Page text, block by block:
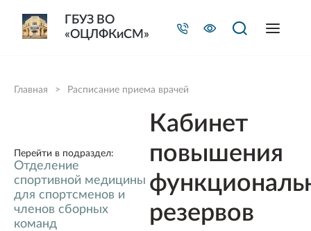
Главная > Расписание приема врачей
Перейти в подраздел:
Отделение
спортивной медицины
для спортсменов и
членов сборных
команд
Кабинет
повышения
резервов
ГБУЗ ВО
«ОЦЛФКиСМ»